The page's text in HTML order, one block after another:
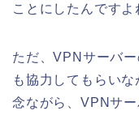
ことにしたんですよ
ただ、VPNサーバ
も協力してもらい
念ながら、VPNサ